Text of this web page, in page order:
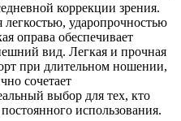
коррекции зрения.
ударопрочностью
оправа обеспечивает
вид. Легкая и прочная
при длительном ношении,
сочетает
выбор для тех, кто
использования.